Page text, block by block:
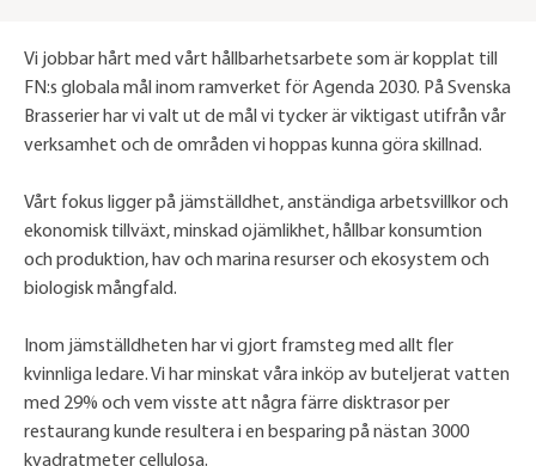
Vi jobbar hårt med vårt hållbarhetsarbete som är kopplat till
FN:s globala mål inom ramverket för Agenda 2030. På Svenska
Brasserier har vi valt ut de mål vi tycker är viktigast utifrån vår
verksamhet och de områden vi hoppas kunna göra skillnad.
Vårt fokus ligger på jämställdhet, anständiga arbetsvillkor och
ekonomisk tillväxt, minskad ojämlikhet, hållbar konsumtion
och produktion, hav och marina resurser och ekosystem och
biologisk mångfald.
Inom jämställdheten har vi gjort framsteg med allt fler
kvinnliga ledare. Vi har minskat våra inköp av buteljerat vatten
med 29% och vem visste att några färre disktrasor per
restaurang kunde resultera i en besparing på nästan 3000
kvadratmeter cellulosa.